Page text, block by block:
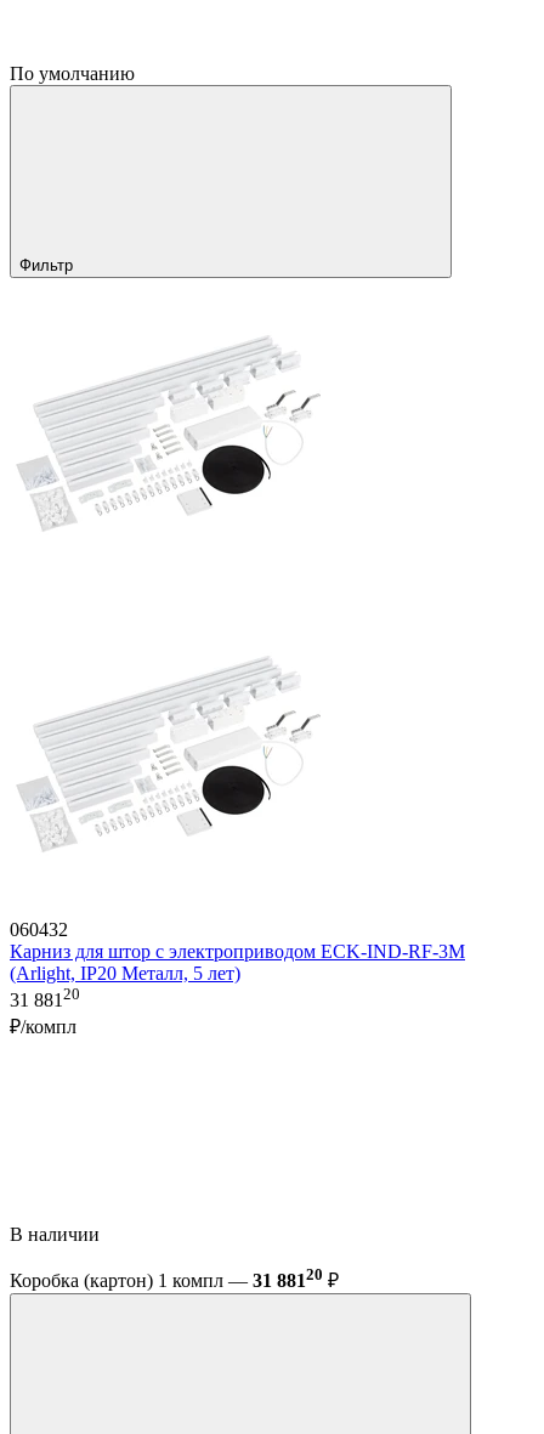
По умолчанию
Фильтр
060432
Карниз для штор с электроприводом ECK-IND-RF-3M
(Arlight, IP20 Металл, 5 лет)
31 88120
₽/компл
В наличии
Коробка (картон) 1 компл — 31 88120 ₽